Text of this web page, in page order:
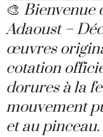
🎨 Bienvenue
Adaoust –
œuvres
cotation
dorures à la
mouvement
et au pinceau.